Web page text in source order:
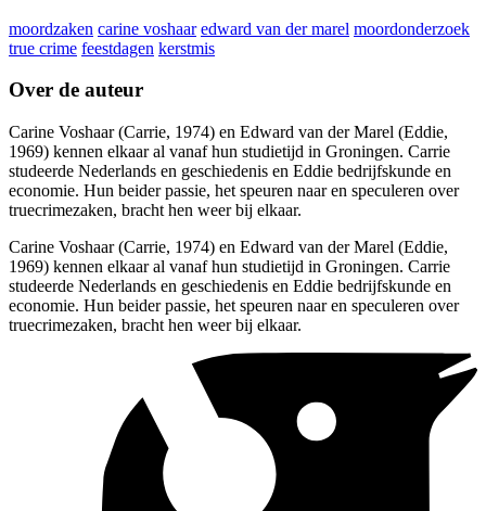
moordzaken carine voshaar edward van der marel moordonderzoek
true crime feestdagen kerstmis
Over de auteur
Carine Voshaar (Carrie, 1974) en Edward van der Marel (Eddie,
1969) kennen elkaar al vanaf hun studietijd in Groningen. Carrie
studeerde Nederlands en geschiedenis en Eddie bedrijfskunde en
economie. Hun beider passie, het speuren naar en speculeren over
truecrimezaken, bracht hen weer bij elkaar.
Carine Voshaar (Carrie, 1974) en Edward van der Marel (Eddie,
1969) kennen elkaar al vanaf hun studietijd in Groningen. Carrie
studeerde Nederlands en geschiedenis en Eddie bedrijfskunde en
economie. Hun beider passie, het speuren naar en speculeren over
truecrimezaken, bracht hen weer bij elkaar.